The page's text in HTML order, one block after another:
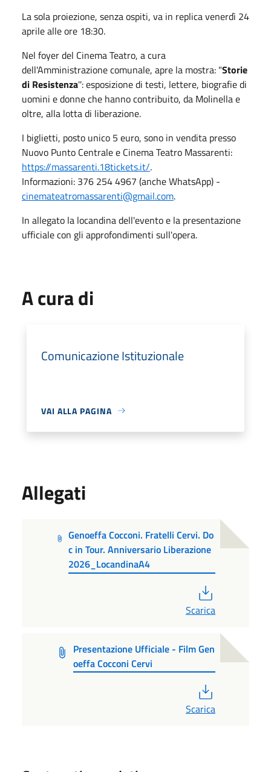
La sola proiezione, senza ospiti, va in replica venerdì 24
aprile alle ore 18:30.
Nel foyer del Cinema Teatro, a cura
dell'Amministrazione comunale, apre la mostra: "Storie
di Resistenza'': esposizione di testi, lettere, biografie di
uomini e donne che hanno contribuito, da Molinella e
oltre, alla lotta di liberazione.
I biglietti, posto unico 5 euro, sono in vendita presso
Nuovo Punto Centrale e Cinema Teatro Massarenti:
https://massarenti.18tickets.it/.
Informazioni: 376 254 4967 (anche WhatsApp) -
cinemateatromassarenti@gmail.com.
In allegato la locandina dell'evento e la presentazione
ufficiale con gli approfondimenti sull'opera.
A cura di
Comunicazione Istituzionale
VAI ALLA PAGINA
Allegati
Genoeffa Cocconi. Fratelli Cervi. Do
c in Tour. Anniversario Liberazione
2026_LocandinaA4
Scarica
Presentazione Ufficiale - Film Gen
oeffa Cocconi Cervi
Scarica